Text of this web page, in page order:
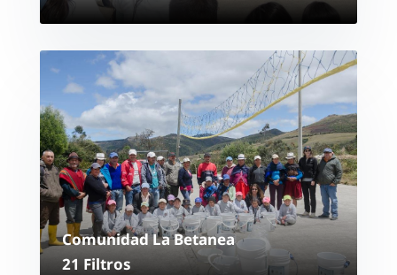
Comunidad LaBetanea
21 Filtros